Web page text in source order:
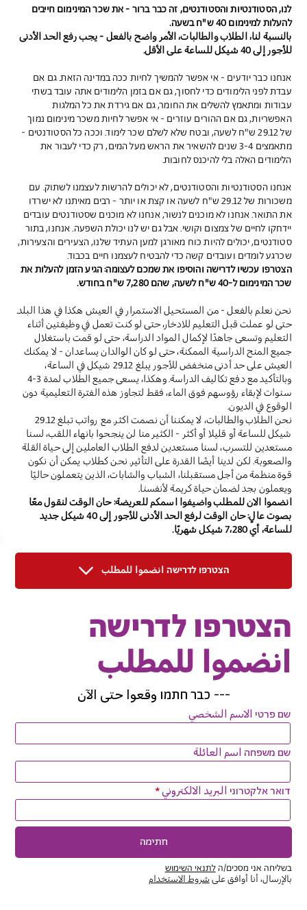
לנו, הסטודנטיות והסטודנטים, זה כבר ברור - את שכר המינימום חייבים
להעלות למינימום 40 ש"ח בשעה.
بالنسبة لنا، الطلاب والطالبات، الأمر واضح بالفعل - يجب رفع الحد الأدنى
للأجور إلى 40 شيكل للساعة على الأقل.
אנחנו כבר יודעים - אי אפשר להמשיך לחיות ככה במדינה הזאת. גם אם
עבדת לפני הלימודים כדי לחסוך, גם אם בזמן הלימודים אתה עובד בשתי
עבודות ומתאמץ להשלים את החומר, גם אם גירדת את כל המלגות
האפשריות, גם אם ההורים עוזרים - אי אפשר לחיות משכר מינימום נמוך
של 29.12 ש"ח לשעה, ובטח שלא לשלם שכר לימוד. וככה כל הסטודנטים -
מתאמצים 3-4 שנים להשאיר את הראש מעל המים, רק כדי לעבור את
הלימודים האלה בלי להיכנס לחובות.
אנחנו הסטודנטיות והסטודנטים, לא יכולים להרשות לעצמנו לשתוק. עם
משכורות של 29.12 ש"ח לשעה או קצת או יותר - רבים מאיתנו לא ישרדו
את התואר. אנחנו לא מוכנים לנשור, אנחנו לא מוכנים שסטודנטים עובדים
יידחקו לחיים של צמצום וקושי. אבל גם יש לנו יכולת השפעה. אנחנו, בתור
סטודנטים, יכולים להיות כוח מאורגן למען העתיד שלנו, הצעירים והצעירות,
שכרגע לומדים ועובדים קשה כדי להבטיח לעצמנו חיים בכבוד.
הצטרפו עכשיו לדרישה והוסיפו את שמכם לעצומה: הגיע הזמן להעלות את
שכר המינימום ל-40 ש"ח לשעה, שהם 7,280 ש"ח בחודש.
نحن نعلم بالفعل - من المستحيل الاستمرار في العيش هكذا في هذا البلد.
حتى لو عملت قبل التعليم للادخار، حتى لو كنت تعمل في وظيفتين أثناء
التعليم وتسعى جاهدًا لإكمال المواد الدراسة، حتى لو قمت باستغلال
جميع المنح الدراسية الممكنة، حتى لو كان الوالدان يساعدان - لا يمكنك
العيش على حد أدنى منخفض للأجور يبلغ 29.12 شيكل في الساعة،
وبالتأكيد مع دفع تكاليف الدراسة. وهكذا، يسعى جميع الطلاب لمدة 3-4
سنوات لإبقاء رؤوسهم فوق الماء، فقط لتجاوز هذه الفترة التعليمية دون
الوقوع في الديون.
نحن الطلاب والطالبات، لا يمكننا أن نصمت اكثر. مع رواتب تبلغ 29.12
شيكل للساعة أو قليلا أو أكثر - الكثير منا لن ينجحوا بانهاء اللقب، لسنا
مستعدين للتسرب، لسنا مستعدين لدفع الطلاب العاملين إلى حياة القلة
والصعوبة. لكن لدينا أيضًا القدرة على التأثير. نحن كطلاب يمكن أن نكون
قوة منظمة من أجل مستقبلنا، الشباب والشابات، الذين يتعملون حاليًا
ويعملون بجد لضمان حياة كريمة لأنفسنا.
انضموا الان للمطلب واضيفوا اسمكم للعريضة: حان الوقت لنقول معًا
بصوت عالٍ: حان الوقت لرفع الحد الأدنى للأجور إلى 40 شيكل جديد
للساعة، أي 7،280 شيكل شهريًا.
הצטרפו לדרישה انضموا للمطلب
הצטרפו לדרישה
انضموا للمطلب
חתימה
שם פרטי الاسم الشخصي
שם משפחה اسم العائلة
דואר אלקטרוני البريد الالكتروني
--- כבר חתמו وقعوا حتى الآن
בשליחה אני מסכים/הלתנאי השימוש
بالإرسال، أنا أوافق علىشروط الاستخدام